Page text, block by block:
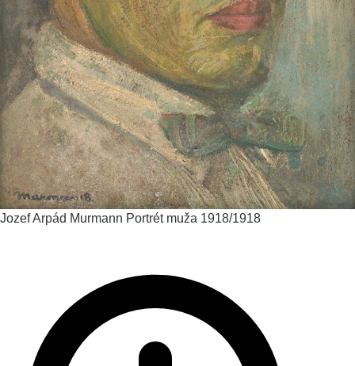
Jozef Arpád Murmann Portrét muža 1918/1918